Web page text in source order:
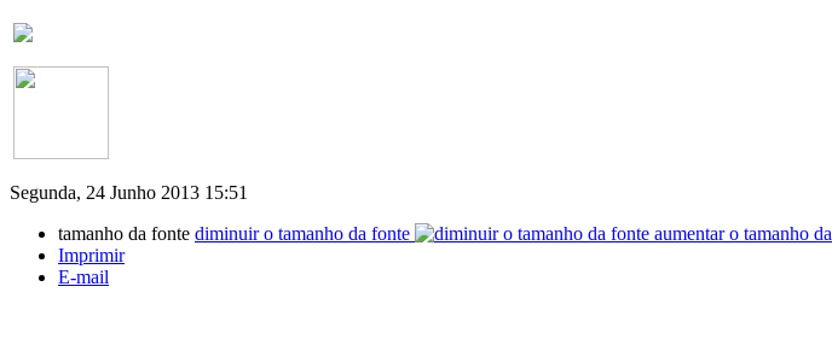
Segunda, 24 Junho 2013 15:51
tamanho da fonte diminuir o tamanho da fonte
aumentar o tamanho
Imprimir
E-mail